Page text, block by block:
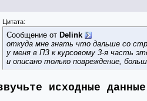
Цитата:
Сообщение от Delink
откуда мне знать что дальше со
у меня в ПЗ к курсовому 3-я часть
и описано только повреждение,
исходные